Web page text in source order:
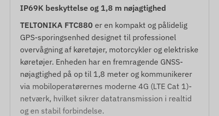
IP69K beskyttelse og 1,8 m nøjagtighed
TELTONIKA FTC880 er en kompakt og pålidelig
GPS-sporingsenhed designet til professionel
overvågning af køretøjer, motorcykler og elektriske
køretøjer. Enheden har en fremragende GNSS-
nøjagtighed på op til 1,8 meter og kommunikerer
via mobiloperatørernes moderne 4G (LTE Cat 1)-
netværk, hvilket sikrer datatransmission i realtid
og en stabil forbindelse.